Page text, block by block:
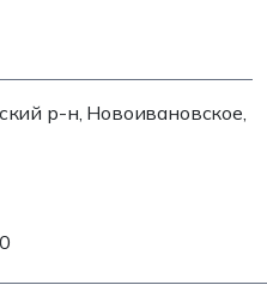
р-н, Новоивановское,